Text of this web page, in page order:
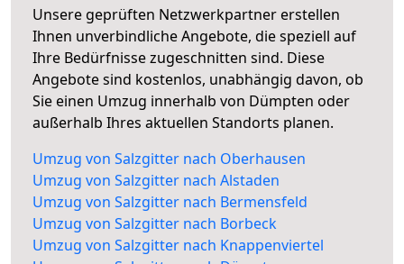
Unsere geprüften Netzwerkpartner erstellen
Ihnen unverbindliche Angebote, die speziell auf
Ihre Bedürfnisse zugeschnitten sind. Diese
Angebote sind kostenlos, unabhängig davon, ob
Sie einen Umzug innerhalb von Dümpten oder
außerhalb Ihres aktuellen Standorts planen.
Umzug von Salzgitter nach Oberhausen
Umzug von Salzgitter nach Alstaden
Umzug von Salzgitter nach Bermensfeld
Umzug von Salzgitter nach Borbeck
Umzug von Salzgitter nach Knappenviertel